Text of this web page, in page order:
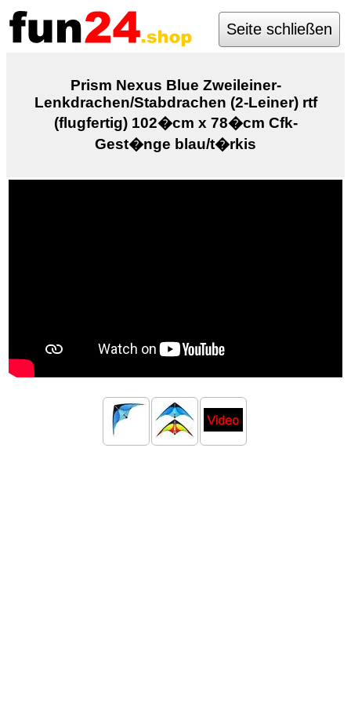
Seite schließen
Prism Nexus Blue Zweileiner-
Lenkdrachen/Stabdrachen (2-Leiner) rtf
(flugfertig) 102�cm x 78�cm Cfk-
Gest�nge blau/t�rkis